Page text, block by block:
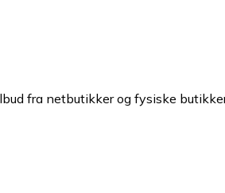
fra netbutikker og fysiske